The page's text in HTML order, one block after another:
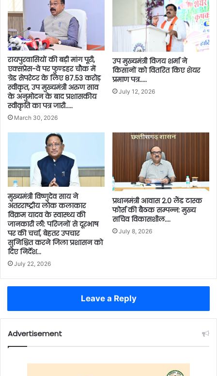
रायपुरवासियों की बड़ी मांग पूरी,
एक्सप्रेस-वे पर फुण्डहर चौक में
ग्रेड सेपरेटर के लिए 87.53 करोड़
स्वीकृत, उप मुख्यमंत्री अरुण साव
के अनुमोदन के बाद प्रशासकीय
स्वीकृति का पत्र जारी…..
March 30, 2026
उप मुख्यमंत्री विजय शर्मा ने
किसानों को वितरित किए शेयर
प्रमाण पत्र…..
July 12, 2026
मुख्यमंत्री विष्णुदेव साय ने
अंतरराष्ट्रीय लोक कलाकार
विक्रम यादव के स्वास्थ्य की
जानकारी ली: परिजनों से दूरभाष
पर की चर्चा, बेहतर उपचार
सुनिश्चित करने जिला प्रशासन को
दिए निर्देश…
July 22, 2026
प्रधानमंत्री आवास 2.0 लैंड टास्क
फोर्स की बैठक सम्पन्न: मुख्य
सचिव विकासशील….
July 8, 2026
Leave a Reply
Advertisement